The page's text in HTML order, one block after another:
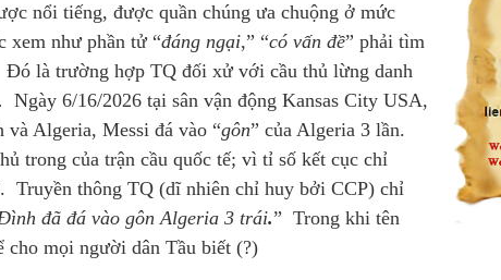
nổi tiếng, được quần chúng ưa chuộng ở mức
xem như phần tử “đáng ngại,” “có vấn đề” phải tìm
là trường hợp TQ đối xử với cầu thủ lừng danh
6/16/2026 tại sân vận động Kansas City USA,
Algeria, Messi đá vào “gôn” của Algeria 3 lần.
trong của trận cầu quốc tế; vì tỉ số kết cục chỉ
Truyền thông TQ (dĩ nhiên chỉ huy bởi CCP) chỉ
đã đá vào gôn Algeria 3 trái.” Trong khi tên
cho mọi người dân Tầu biết (?)